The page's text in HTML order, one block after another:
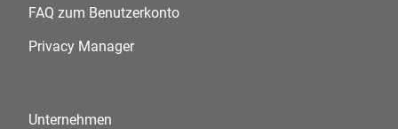
FAQ zum Benutzerkonto
Privacy Manager
Unternehmen